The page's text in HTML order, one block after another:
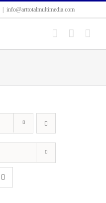
info@arttotalmultimedia.com